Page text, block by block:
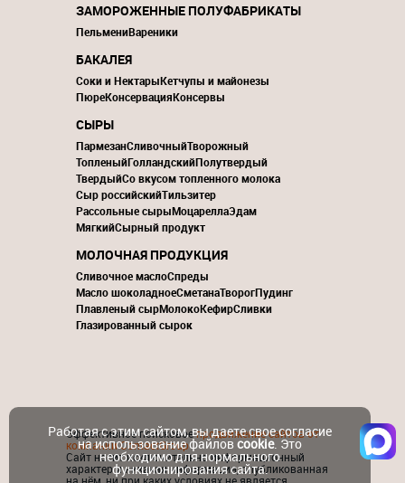
ЗАМОРОЖЕННЫЕ ПОЛУФАБРИКАТЫ
ПельмениВареники
БАКАЛЕЯ
Соки и НектарыКетчупы и майонезы
ПюреКонсервацияКонсервы
СЫРЫ
ПармезанСливочныйТворожный
ТопленыйГолландскийПолутвердый
ТвердыйСо вкусом топленного молока
Сыр российскийТильзитер
Рассольные сырыМоцареллаЭдам
МягкийСырный продукт
МОЛОЧНАЯ ПРОДУКЦИЯ
Сливочное маслоСпреды
Масло шоколадноеСметанаТворогПудинг
Плавленый сырМолокоКефирСливки
Глазированный сырок
Эффективное поисковоепродвижение сайтов от
компании ContactGroup
Сайт носит исключительно информационный
характер и никакая информация, опубликованная
на нём, ни при каких условиях не является
Работая с этим сайтом, вы даете свое согласие
на использование файловcookie. Это
необходимо для нормального
функционирования сайта.